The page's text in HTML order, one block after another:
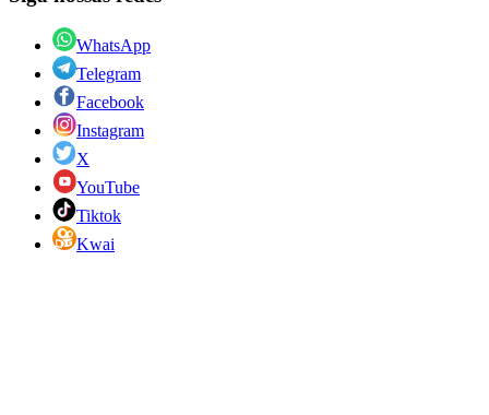
WhatsApp
Telegram
Facebook
Instagram
X
YouTube
Tiktok
Kwai